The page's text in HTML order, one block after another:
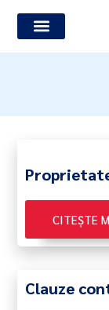
CITEȘTE
Clauze